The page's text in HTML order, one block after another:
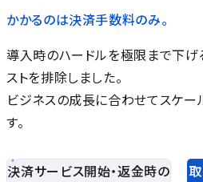
かかるのは決済手数料のみ。
導入時のハードルを極限まで下げ
ストを排除しました。
ビジネスの成長に合わせてスケ
す。
決済サービス開始・返金時の